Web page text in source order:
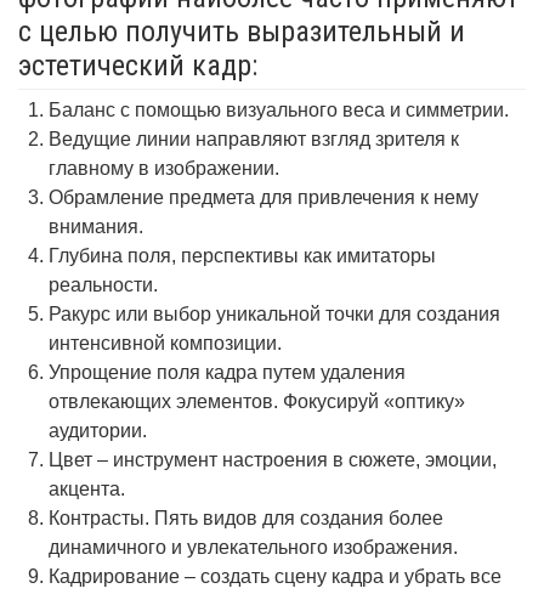
с целью получить выразительный и
эстетический кадр:
Баланс с помощью визуального веса и симметрии.
Ведущие линии направляют взгляд зрителя к
главному в изображении.
Обрамление предмета для привлечения к нему
внимания.
Глубина поля, перспективы как имитаторы
реальности.
Ракурс или выбор уникальной точки для создания
интенсивной композиции.
Упрощение поля кадра путем удаления
отвлекающих элементов. Фокусируй «оптику»
аудитории.
Цвет – инструмент настроения в сюжете, эмоции,
акцента.
Контрасты. Пять видов для создания более
динамичного и увлекательного изображения.
Кадрирование – создать сцену кадра и убрать все